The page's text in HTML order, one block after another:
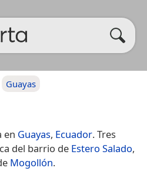
Guayas
en Guayas, Ecuador. Tres
del barrio de Estero Salado,
Mogollón.